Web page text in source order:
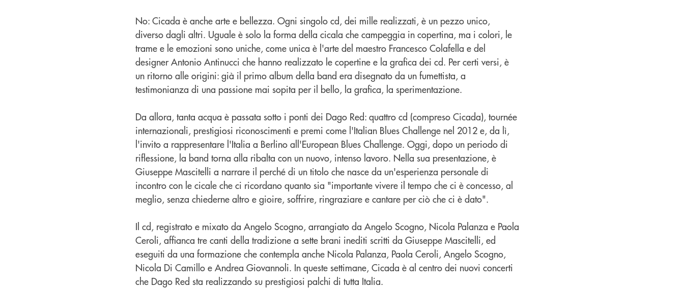
No: Cicada è anche arte e bellezza. Ogni singolo cd, dei mille realizzati, è un pezzo unico,
diverso dagli altri. Uguale è solo la forma della cicala che campeggia in copertina, ma i colori, le
trame e le emozioni sono uniche, come unica è l'arte del maestro Francesco Colafella e del
designer Antonio Antinucci che hanno realizzato le copertine e la grafica dei cd. Per certi versi, è
un ritorno alle origini: già il primo album della band era disegnato da un fumettista, a
testimonianza di una passione mai sopita per il bello, la grafica, la sperimentazione.
Da allora, tanta acqua è passata sotto i ponti dei Dago Red: quattro cd (compreso Cicada), tournée
internazionali, prestigiosi riconoscimenti e premi come l'Italian Blues Challenge nel 2012 e, da lì,
l'invito a rappresentare l'Italia a Berlino all'European Blues Challenge. Oggi, dopo un periodo di
riflessione, la band torna alla ribalta con un nuovo, intenso lavoro. Nella sua presentazione, è
Giuseppe Mascitelli a narrare il perché di un titolo che nasce da un'esperienza personale di
incontro con le cicale che ci ricordano quanto sia "importante vivere il tempo che ci è concesso, al
meglio, senza chiederne altro e gioire, soffrire, ringraziare e cantare per ciò che ci è dato".
Il cd, registrato e mixato da Angelo Scogno, arrangiato da Angelo Scogno, Nicola Palanza e Paola
Ceroli, affianca tre canti della tradizione a sette brani inediti scritti da Giuseppe Mascitelli, ed
eseguiti da una formazione che contempla anche Nicola Palanza, Paola Ceroli, Angelo Scogno,
Nicola Di Camillo e Andrea Giovannoli. In queste settimane, Cicada è al centro dei nuovi concerti
che Dago Red sta realizzando su prestigiosi palchi di tutta Italia.